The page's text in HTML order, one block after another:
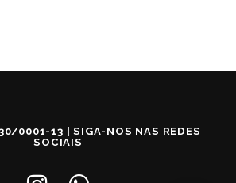
0001-13 | SIGA-NOS NAS REDES
SOCIAIS